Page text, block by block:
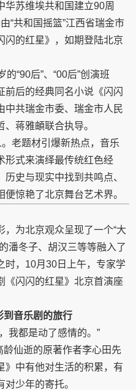
华苏维埃共和国建立90周
“共和国摇篮”江西省瑞金市
闪的红星》，如期登陆北京
“90后”、“00后”创演班
前后的经典同名小说《闪闪
中共瑞金市委、瑞金市人民
蒋雅頔联合执导。
老题材引爆新热点，音乐
形式来演绎最传统红色经
史与现实中找到共鸣点、
惊艳了北京舞台艺术界。
为北京观众呈现了一个“大
潘冬子、胡汉三等等融入了
时，10月30日上午，专家学
《闪闪的红星》北京首演座
到音乐剧的旅行
我都是动了感情的。”
仙逝的原著作者李心田先
》中有他对生活的积累，有
少年的寄托。